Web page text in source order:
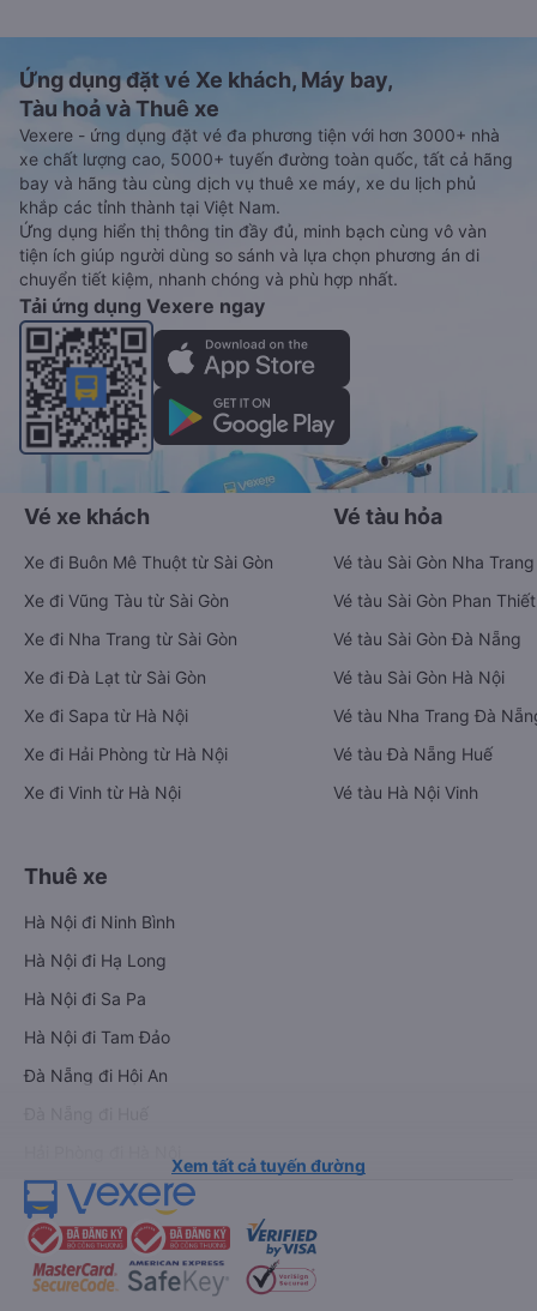
Ứng dụng đặt vé Xe khách, Máy bay,
Tàu hoả và Thuê xe
Vexere - ứng dụng đặt vé đa phương tiện với hơn 3000+ nhà
xe chất lượng cao, 5000+ tuyến đường toàn quốc, tất cả hãng
bay và hãng tàu cùng dịch vụ thuê xe máy, xe du lịch phủ
khắp các tỉnh thành tại Việt Nam.
Ứng dụng hiển thị thông tin đầy đủ, minh bạch cùng vô vàn
tiện ích giúp người dùng so sánh và lựa chọn phương án di
chuyển tiết kiệm, nhanh chóng và phù hợp nhất.
Tải ứng dụng Vexere ngay
Vé xe khách
Xe đi Buôn Mê Thuột từ Sài Gòn
Xe đi Vũng Tàu từ Sài Gòn
Xe đi Nha Trang từ Sài Gòn
Xe đi Đà Lạt từ Sài Gòn
Xe đi Sapa từ Hà Nội
Xe đi Hải Phòng từ Hà Nội
Xe đi Vinh từ Hà Nội
Vé tàu hỏa
Vé tàu Sài Gòn Nha Trang
Vé tàu Sài Gòn Phan Thiết
Vé tàu Sài Gòn Đà Nẵng
Vé tàu Sài Gòn Hà Nội
Vé tàu Nha Trang Đà
Vé tàu Đà Nẵng Huế
Vé tàu Hà Nội Vinh
Thuê xe
Hà Nội đi Ninh Bình
Hà Nội đi Hạ Long
Hà Nội đi Sa Pa
Hà Nội đi Tam Đảo
Đà Nẵng đi Hội An
Xem tất cả tuyến đường